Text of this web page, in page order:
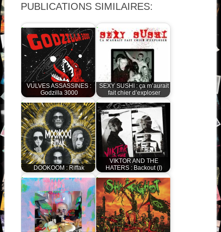
PUBLICATIONS SIMILAIRES:
VULVES ASSASSINES :
Godzilla 3000
SEXY SUSHI : ça m’aurait
fait chier d’exploser
DOOKOOM : Riffak
VIKTOR AND THE
HATERS : Backout (I)